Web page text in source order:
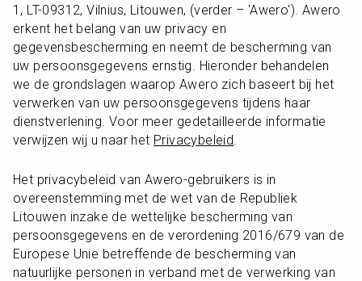
1, LT-09312, Vilnius, Litouwen, (verder – 'Awero'). Awero
erkent het belang van uw privacy en
gegevensbescherming en neemt de bescherming van
uw persoonsgegevens ernstig. Hieronder behandelen
we de grondslagen waarop Awero zich baseert bij het
verwerken van uw persoonsgegevens tijdens haar
dienstverlening. Voor meer gedetailleerde informatie
verwijzen wij u naar het Privacybeleid.
Het privacybeleid van Awero-gebruikers is in
overeenstemming met de wet van de Republiek
Litouwen inzake de wettelijke bescherming van
persoonsgegevens en de verordening 2016/679 van de
Europese Unie betreffende de bescherming van
natuurlijke personen in verband met de verwerking van